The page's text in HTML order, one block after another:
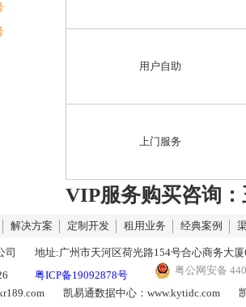
用户自助
上门服务
VIP服务购买咨询：
解决方案 定制开发 租用业务 经典案例
司
地址:广州市天河区荷光路154号合心商务大厦
粤ICP备19092878号
粤公网安备
凯易通数据中心：www.kytidc.com